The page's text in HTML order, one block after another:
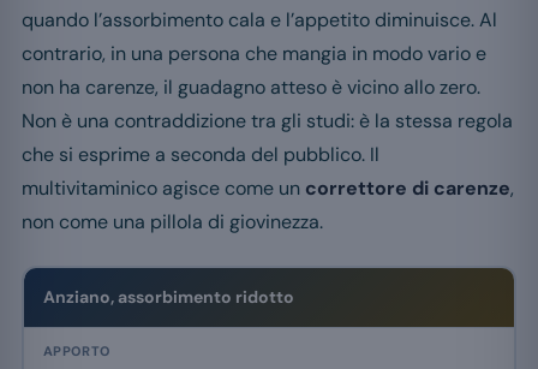
quando l’assorbimento cala e l’appetito diminuisce. Al
contrario, in una persona che mangia in modo vario e
non ha carenze, il guadagno atteso è vicino allo zero.
Non è una contraddizione tra gli studi: è la stessa regola
che si esprime a seconda del pubblico. Il
multivitaminico agisce come un correttore di carenze,
non come una pillola di giovinezza.
Anziano, assorbimento ridotto